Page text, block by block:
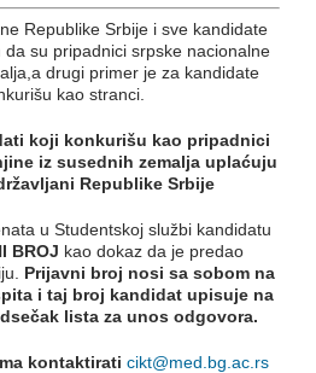
Republike Srbije i sve kandidate
su pripadnici srpske nacionalne
drugi primer je za kandidate
kao stranci.
koji konkurišu kao pripadnici
iz susednih zemalja uplaćuju
Republike Srbije
u Studentskoj službi kandidatu
BROJ kao dokaz da je predao
Prijavni broj nosi sa sobom na
i taj broj kandidat upisuje na
lista za unos odgovora.
kontaktirati cikt@med.bg.ac.rs